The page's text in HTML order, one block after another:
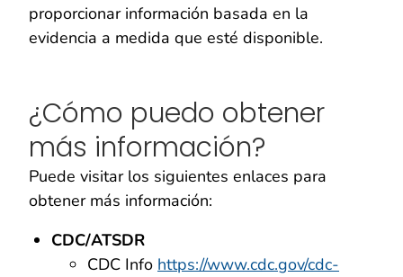
proporcionar información basada en la
evidencia a medida que esté disponible.
¿Cómo puedo obtener
más información?
Puede visitar los siguientes enlaces para
obtener más información:
CDC/ATSDR
CDC Info https://www.cdc.gov/cdc-